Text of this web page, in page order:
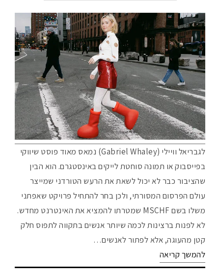
לגבריאל וויילי (Gabriel Whaley) נמאס מאוד פוסט שיווקי
בפייסבוק או תמונה סוחטת לייקים באינסטגרם. הוא הבין
שהציבור כבר לא יכול לשאת את הרעש הטורדני שמייצר
עולם הפרסום המסורתי, ולכן בחר להתחיל פרויקט שאפתני
משלו בשם MSCHF שמטרתו להמציא את האינטרנט מחדש.
לא לפנות ברצינות לכמה שיותר אנשים בתקווה לתפוס חלק
קטן מהעוגה, אלא לפתור לאנשים…
להמשך קריאה